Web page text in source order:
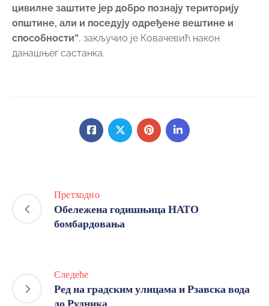
цивилне заштите јер добро познају територију
општине, али и поседују одређене вештине и
способности“, закључио је Ковачевић након
данашњег састанка.
Претходно
Обележена годишњица НАТО
бомбардовања
Следеће
Ред на градским улицама и Рзавска вода